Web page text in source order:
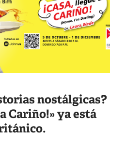
nostálgicas?
Cariño!» ya está